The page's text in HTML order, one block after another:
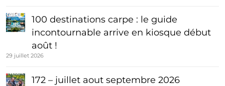
100 destinations carpe : le guide
incontournable arrive en kiosque début
août !
29 juillet 2026
172 – juillet aout septembre 2026